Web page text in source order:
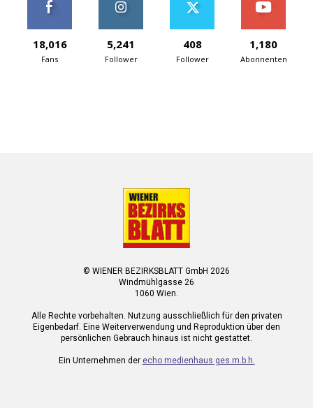
18,016
Fans
5,241
Follower
408
Follower
1,180
Abonnenten
© WIENER BEZIRKSBLATT GmbH 2026
Windmühlgasse 26
1060 Wien.
Alle Rechte vorbehalten. Nutzung ausschließlich für den privaten
Eigenbedarf. Eine Weiterverwendung und Reproduktion über den
persönlichen Gebrauch hinaus ist nicht gestattet.
Ein Unternehmen der echo medienhaus ges.m.b.h.